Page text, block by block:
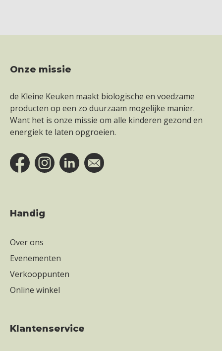
Footer
Onze missie
de Kleine Keuken maakt biologische en voedzame
producten op een zo duurzaam mogelijke manier.
Want het is onze missie om alle kinderen gezond en
energiek te laten opgroeien.
Handig
Over ons
Evenementen
Verkooppunten
Online winkel
Klantenservice